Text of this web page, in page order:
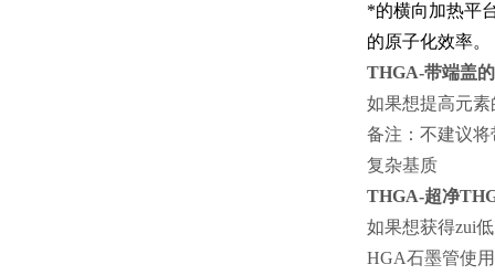
*的横向加热平
的原子化效率。
THGA-带
如果想提高元
备注：不建议
复杂基质
THGA-超净
如果想获得zui
HGA石墨管使